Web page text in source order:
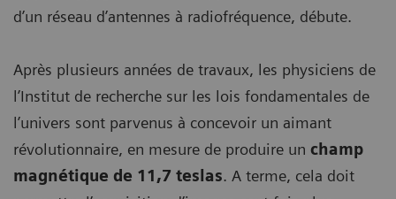
d’un réseau d’antennes à radiofréquence, débute.
Après plusieurs années de travaux, les physiciens de
l’Institut de recherche sur les lois fondamentales de
l’univers sont parvenus à concevoir un aimant
révolutionnaire, en mesure de produire un champ
magnétique de 11,7 teslas. A terme, cela doit